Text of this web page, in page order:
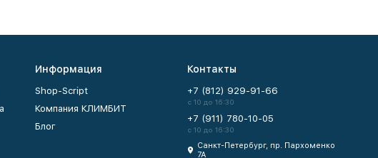
Информация
Shop-Script
Компания КЛИМБИТ
Блог
Контакты
+7 (812) 929-91-66
с 10 до 16:30
+7 (911) 780-10-05
с 10 до 16:30
Санкт-Петербург, пр. Пархоменко
7А